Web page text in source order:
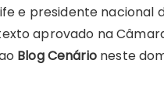
e presidente nacional
aprovado na
Blog Cenárioneste